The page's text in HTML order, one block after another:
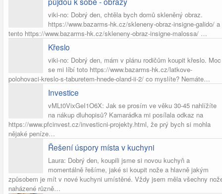
viki-no: Dobrý den, chtěla bych domů skleněný obraz.
https://www.bazarms-hk.cz/skleneny-obraz-insigne-galido/ a
tento https://www.bazarms-hk.cz/skleneny-obraz-insigne-malossa/ …
Křeslo
viki-no: Dobrý den, mám v plánu rodičům koupit křeslo. Moc
se mi líbí toto https://www.bazarms-hk.cz/latkove-
polohovaci-kreslo-s-taburetem-hnede-oland-ii-2/ co myslíte? Nemáte…
Investice
vMLt0VixGeI1O6X: Jak se prosím ve věku 30-45 nahlížíte
na nákup dluhopisů? Kamarádka mi posílala odkaz na
https://www.pfcinvest.cz/investicni-projekty.html, že prý bych si mohla
nějaké peníze…
Řešení úspory místa v kuchyni
Laura: Dobrý den, koupili jsme si novou kuchyň a
momentálně řešíme, jaké si koupit nože a hlavně jakým
způsobem je mít v nové kuchyni umístěné. Vždy jsem měla všechny
naházené různě…